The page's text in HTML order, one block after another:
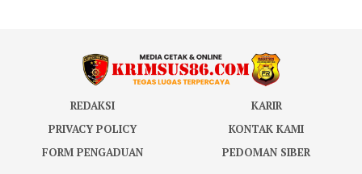
REDAKSI
KARIR
PRIVACY POLICY
KONTAK KAMI
FORM PENGADUAN
PEDOMAN SIBER